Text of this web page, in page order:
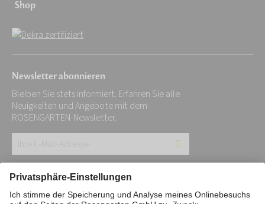
Shop
Newsletter abonnieren
Bleiben Sie stets informiert. Erfahren Sie alle
Neuigkeiten und Angebote mit dem
ROSENGARTEN-Newsletter.
E-
Mail-
Adresse:
Impressum Datenschutz Stiftung